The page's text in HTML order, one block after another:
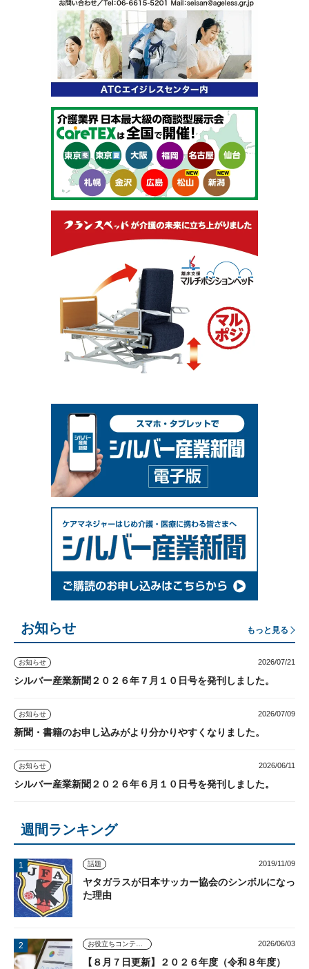
お知らせ もっと見る
お知らせ 2026/07/21
シルバー産業新聞２０２６年７月１０日号を発刊しました。
お知らせ 2026/07/09
新聞・書籍のお申し込みがより分かりやすくなりました。
お知らせ 2026/06/11
シルバー産業新聞２０２６年６月１０日号を発刊しました。
週間ランキング
話題 2019/11/09
ヤタガラスが日本サッカー協会のシンボルになっ
た理由
お役立ちコンテンツ 2026/06/03
【８月７日更新】２０２６年度（令和８年度）